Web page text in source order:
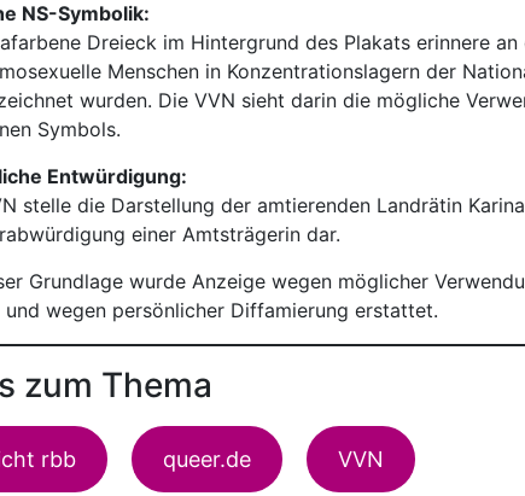
NS-Symbolik:
Dreieck im Hintergrund des Plakats erinnere an
Menschen in Konzentrationslagern der
wurden. Die VVN sieht darin die mögliche
Symbols.
Entwürdigung:
stelle die Darstellung der amtierenden Landrätin
einer Amtsträgerin dar.
Grundlage wurde Anzeige wegen möglicher
und wegen persönlicher Diffamierung erstattet.
zum Thema
rbb queer.de VVN